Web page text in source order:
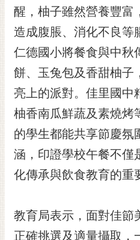
通
位
置
醒，柚子雖然營養豐富
造成腹脹、消化不良等
仁德國小將餐食與中秋
餅、玉兔包及香甜柚子
亮上的派對。佳里國中
柚香南瓜鮮蔬及素燒烤
的學生都能共享節慶氛
涵，印證學校午餐不僅
化傳承與飲食教育的重
教育局表示，面對佳節
正確挑選及適量攝取，